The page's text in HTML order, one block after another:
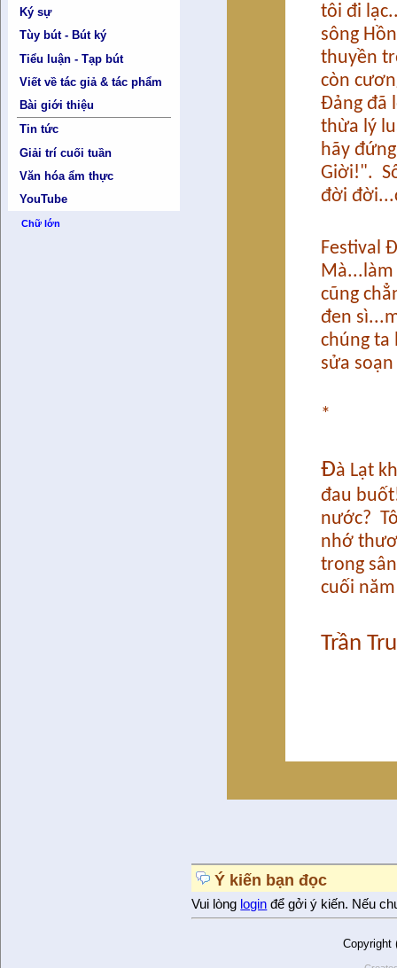
Ký sự
Tùy bút - Bút ký
Tiểu luận - Tạp bút
Viết về tác giả & tác phẩm
Bài giới thiệu
Tin tức
Giải trí cuối tuần
Văn hóa ẩm thực
YouTube
Chữ lớn
tôi đi
sông
thuyền
còn
Đảng đã
thừa lý
hãy
Giời!".
đời
Festival
Mà...làm
cũng
đen
chúng ta
sửa
*
Đà Lạt
đau
nước?
nhớ
trong
cuối
Trần
Ý kiến bạn đọc
Vui lòng login để gởi ý kiến. Nếu
Copyright